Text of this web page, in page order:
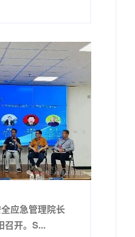
应急管理院长
召开。S...